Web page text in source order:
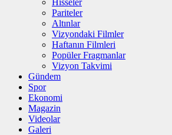
Hisseler
Pariteler
Altınlar
Vizyondaki Filmler
Haftanın Filmleri
Popüler Fragmanlar
Vizyon Takvimi
Gündem
Spor
Ekonomi
Magazin
Videolar
Galeri